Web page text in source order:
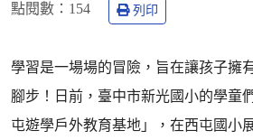
點閱數： 154 列印
學習是一場場的冒險，旨在讓孩子擁
腳步！日前，臺中市新光國小的學童
屯遊學戶外教育基地」，在西屯國小